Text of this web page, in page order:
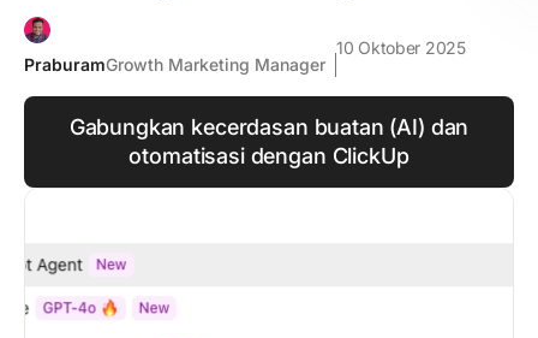
PraburamGrowth Marketing Manager
10 Oktober 2025
Gabungkan kecerdasan buatan (AI) dan
otomatisasi dengan ClickUp